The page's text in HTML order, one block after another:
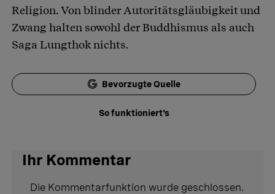
Religion. Von blinder Autoritätsgläubigkeit und
Zwang halten sowohl der Buddhismus als auch
Saga Lungthok nichts.
Bevorzugte Quelle
So funktioniert's
Ihr Kommentar
Die Kommentarfunktion wurde geschlossen.